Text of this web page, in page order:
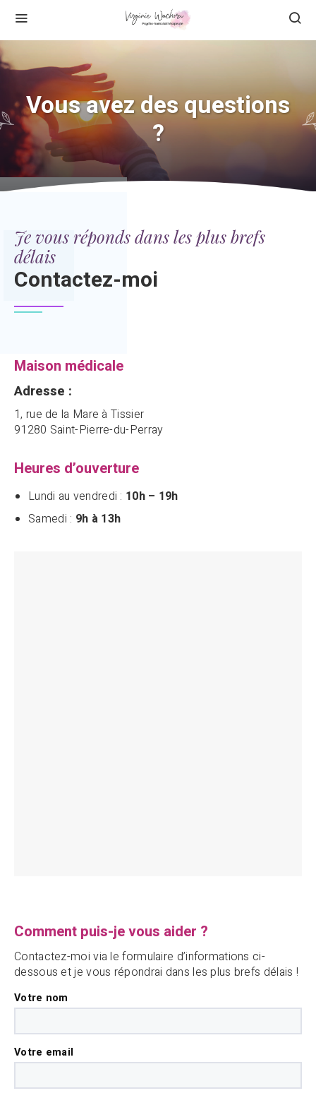
Vous avez des questions
?
Je vous réponds dans les plus brefs
délais
Contactez-moi
Maison médicale
Adresse :
1, rue de la Mare à Tissier
91280 Saint-Pierre-du-Perray
Heures d’ouverture
Lundi au vendredi : 10h – 19h
Samedi : 9h à 13h
Comment puis-je vous aider ?
Contactez-moi via le formulaire d’informations ci-
dessous et je vous répondrai dans les plus brefs délais !
Votre nom
Votre email